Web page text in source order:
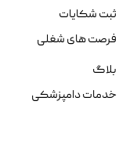
ثبت شکایات
فرصت های شغلی
بلاگ
خدمات دامپزشکی